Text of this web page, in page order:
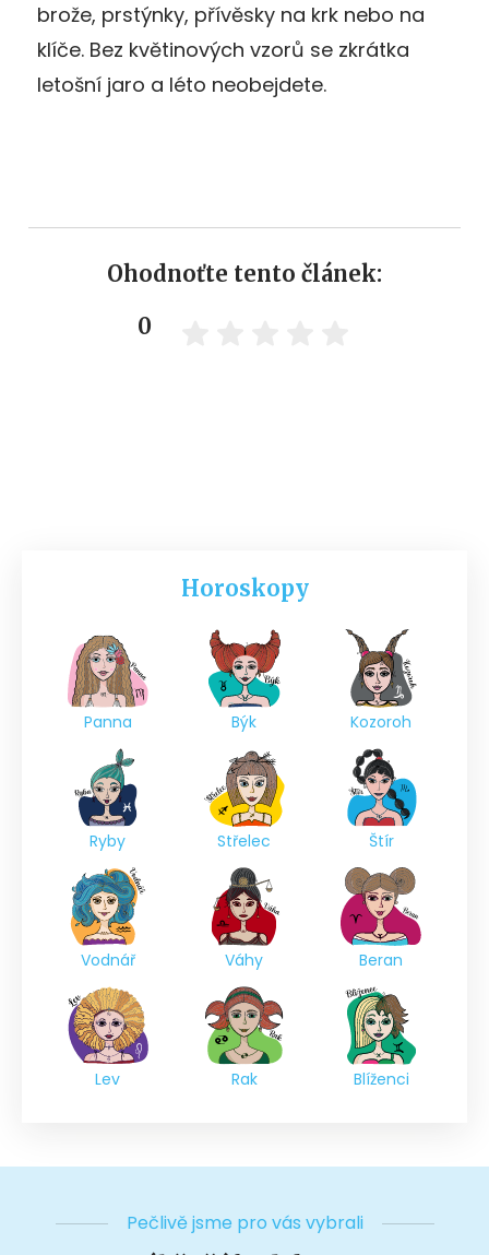
brože, prstýnky, přívěsky na krk nebo na
klíče. Bez květinových vzorů se zkrátka
letošní jaro a léto neobejdete.
Ohodnoťte tento článek:
0
Horoskopy
Panna Býk Kozoroh
Ryby Střelec Štír
Vodnář Váhy Beran
Lev Rak Blíženci
Pečlivě jsme pro vás vybrali